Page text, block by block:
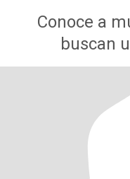
Conoce a
buscan